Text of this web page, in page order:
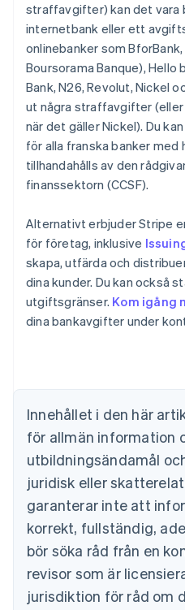
straffavgifter) kan det vara
internetbank eller ett
onlinebanker som
Boursorama Banque), Hello
Bank, N26, Revolut, Nickel
ut några straffavgifter
när det gäller Nickel). Du kan
för alla franska banker
tillhandahålls av den
finanssektorn (CCSF).
Alternativt erbjuder Stripe
för företag, inklusive
skapa, utfärda och
dina kunder. Du kan också
utgiftsgränser. Kom igång
dina bankavgifter under
Innehållet i den här
för allmän information
utbildningsändamål
juridisk eller
garanterar inte att
korrekt, fullständig,
bör söka råd från en
revisor som är
jurisdiktion för råd om
Australien
Brasilien
PortuguêsEnglish
Bulgarien
English
Cypern
Danmark
English
Estland
English
Fastlandskina
简体中文English
EnglishSvenska